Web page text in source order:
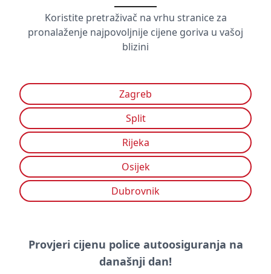
Koristite pretraživač na vrhu stranice za
pronalaženje najpovoljnije cijene goriva u vašoj
blizini
Zagreb
Split
Rijeka
Osijek
Dubrovnik
Provjeri cijenu police autoosiguranja na
današnji dan!